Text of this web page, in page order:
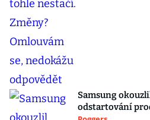
Samsung
odstartování